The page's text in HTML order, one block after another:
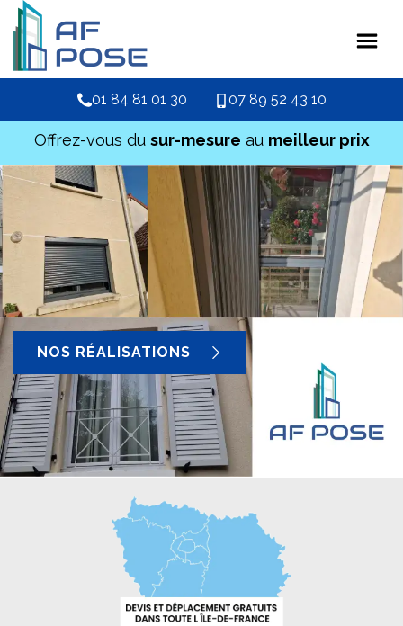
01 84 81 01 30 07 89 52 43 10
Offrez-vous du sur-mesure au meilleur prix
NOS RÉALISATIONS